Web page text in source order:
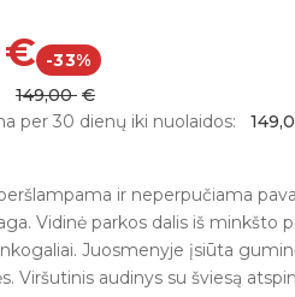
€ -33%
149,00 €
per 30 dienų iki nuolaidos:
ir neperpučiama
Vidinė parkos dalis iš minkšto
Juosmenyje įsiūta
Viršutinis audinys su šviesą